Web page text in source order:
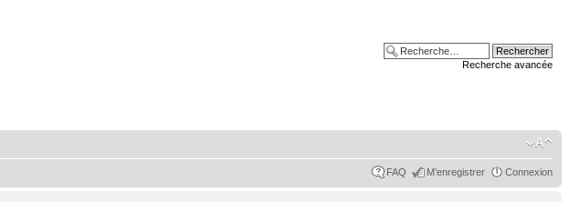
Recherche avancée
FAQ M’enregistrer Connexion